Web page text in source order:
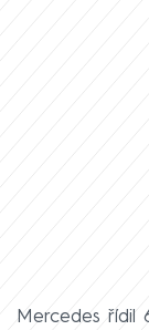
Mercedes řídil